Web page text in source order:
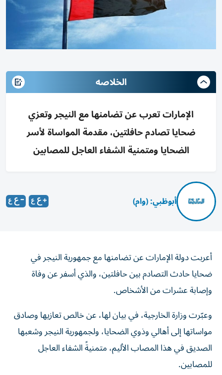
الخلاصه
الإمارات تعرب عن تضامنها مع النيجر وتعزي
ضحايا تصادم حافلتين، مقدمة المواساة لأسر
الضحايا ومتمنية الشفاء العاجل للمصابين
أبوظبي: (وام)
أعربت دولة الإمارات عن تضامنها مع جمهورية النيجر في
ضحايا حادث التصادم بين حافلتين، والذي أسفر عن وفاة
وإصابة عشرات من الأشخاص.
وعبّرت وزارة الخارجية، في بيان لها، عن خالص تعازيها وصادق
مواساتها إلى أهالي وذوي الضحايا، ولجمهورية النيجر وشعبها
الصديق في هذا المصاب الأليم، متمنيةً الشفاء العاجل
للمصابين.